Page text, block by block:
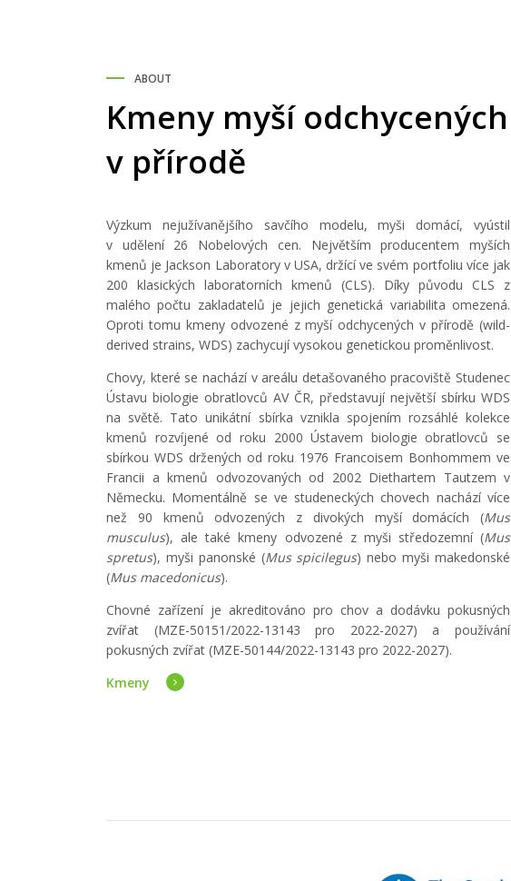
ABOUT
Kmeny myší odchycených
v přírodě
Výzkum nejužívanějšího savčího modelu, myši domácí, vyústil
v udělení 26 Nobelových cen. Největším producentem myších
kmenů je Jackson Laboratory v USA, držící ve svém portfoliu více jak
200 klasických laboratorních kmenů (CLS). Díky původu CLS z
malého počtu zakladatelů je jejich genetická variabilita omezená.
Oproti tomu kmeny odvozené z myší odchycených v přírodě (wild-
derived strains, WDS) zachycují vysokou genetickou proměnlivost.
Chovy, které se nachází v areálu detašovaného pracoviště Studenec
Ústavu biologie obratlovců AV ČR, představují největší sbírku WDS
na světě. Tato unikátní sbírka vznikla spojením rozsáhlé kolekce
kmenů rozvíjené od roku 2000 Ústavem biologie obratlovců se
sbírkou WDS držených od roku 1976 Francoisem Bonhommem ve
Francii a kmenů odvozovaných od 2002 Diethartem Tautzem v
Německu. Momentálně se ve studeneckých chovech nachází více
než 90 kmenů odvozených z divokých myší domácích (Mus
musculus), ale také kmeny odvozené z myši středozemní (Mus
spretus), myši panonské (Mus spicilegus) nebo myši makedonské
(Mus macedonicus).
Chovné zařízení je akreditováno pro chov a dodávku pokusných
zvířat (MZE-50151/2022-13143 pro 2022-2027) a používání
pokusných zvířat (MZE-50144/2022-13143 pro 2022-2027).
Kmeny